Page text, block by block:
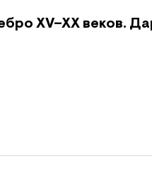
XV–XX веков.